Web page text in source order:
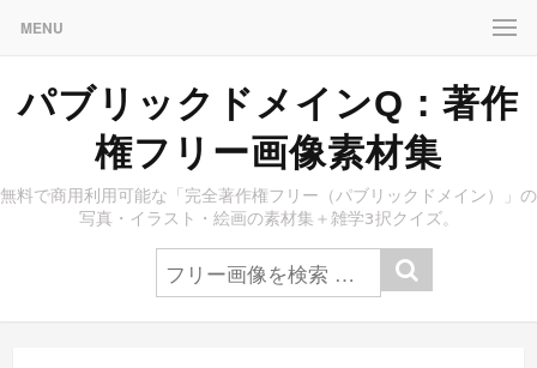
MENU
パブリックドメインQ：著作
権フリー画像素材集
無料で商用利用可能な「完全著作権フリー（パブリックドメイン）」の
写真・イラスト・絵画の素材集＋雑学3択クイズ。